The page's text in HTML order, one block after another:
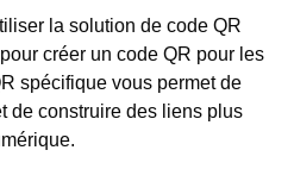
la solution de code QR
créer un code QR pour les
spécifique vous permet de
de construire des liens plus